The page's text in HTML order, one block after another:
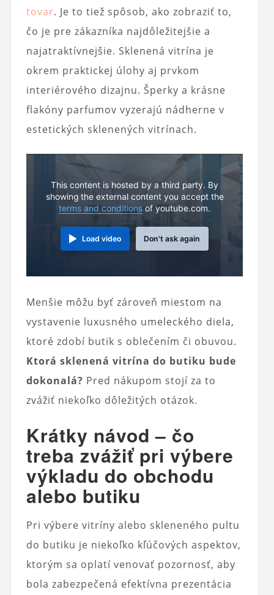
tovar. Je to tiež spôsob, ako zobraziť to,
čo je pre zákazníka najdôležitejšie a
najatraktívnejšie. Sklenená vitrína je
okrem praktickej úlohy aj prvkom
interiérového dizajnu. Šperky a krásne
flakóny parfumov vyzerajú nádherne v
estetických sklenených vitrínach.
This content is hosted by a third party. By
showing the external content you accept the
terms and conditionsof youtube.com.
Load video Don't ask again
Menšie môžu byť zároveň miestom na
vystavenie luxusného umeleckého diela,
ktoré zdobí butik s oblečením či obuvou.
Ktorá sklenená vitrína do butiku bude
dokonalá? Pred nákupom stojí za to
zvážiť niekoľko dôležitých otázok.
Krátky návod – čo
treba zvážiť pri výbere
výkladu do obchodu
alebo butiku
Pri výbere vitríny alebo skleneného pultu
do butiku je niekoľko kľúčových aspektov,
ktorým sa oplatí venovať pozornosť, aby
bola zabezpečená efektívna prezentácia